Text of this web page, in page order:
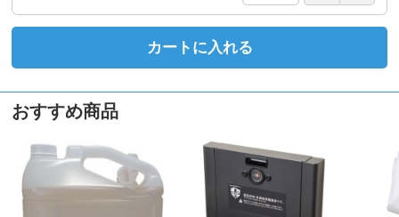
カートに入れる
おすすめ商品